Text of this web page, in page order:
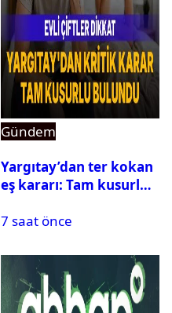
Gündem
Yargıtay’dan ter kokan
eş kararı: Tam kusurlu
7 saat önce